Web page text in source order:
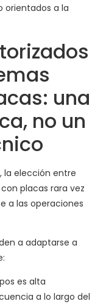
orientados a la
una
no un
la elección entre
placas rara vez
a las operaciones
a adaptarse a
es alta
a lo largo del